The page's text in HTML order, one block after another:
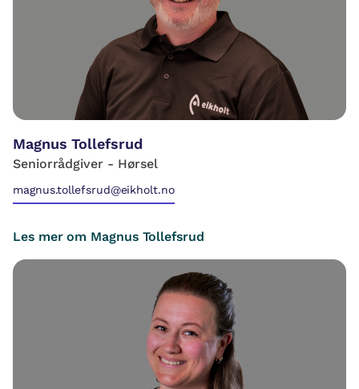
Magnus Tollefsrud
Seniorrådgiver - Hørsel
magnus.tollefsrud@eikholt.no
Les mer om Magnus Tollefsrud